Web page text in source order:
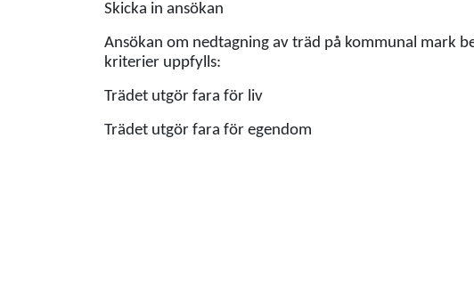
Skicka in ansökan
Ansökan om nedtagning av träd på kommunal mark
kriterier uppfylls:
Trädet utgör fara för liv
Trädet utgör fara för egendom